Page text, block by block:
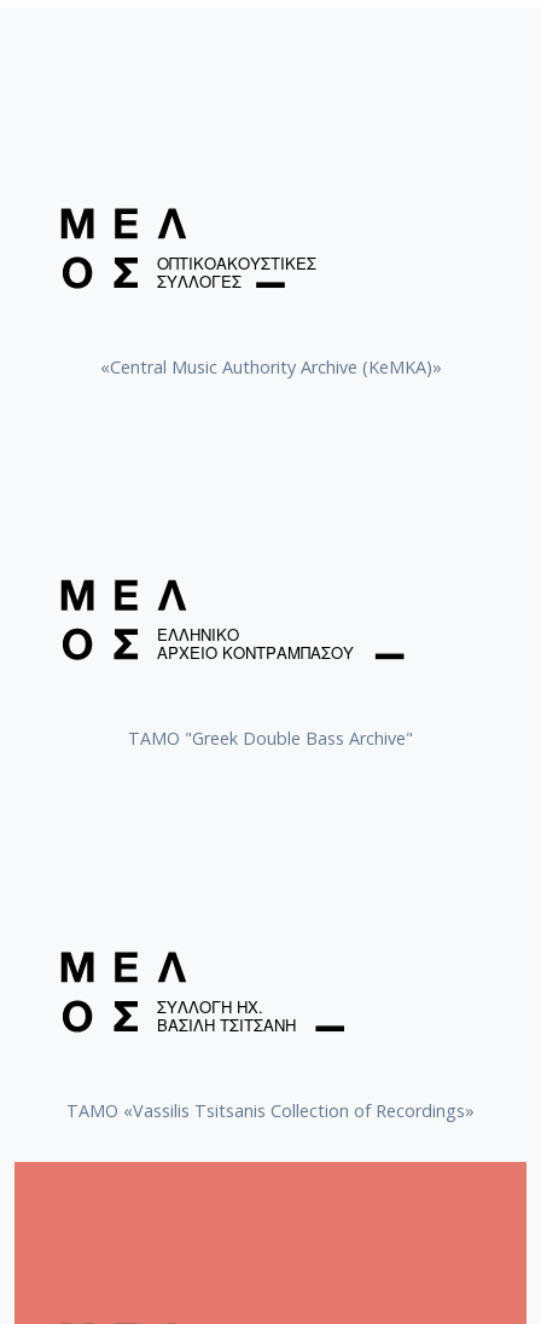
«Central Music Authority Archive (KeMKA)»
ΤΑΜΟ "Greek Double Bass Archive"
TAMO «Vassilis Tsitsanis Collection of Recordings»